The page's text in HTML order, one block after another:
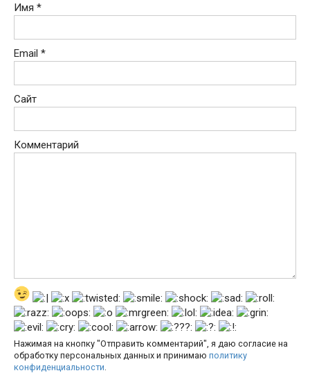
Имя *
Email *
Сайт
Комментарий
Нажимая на кнопку "Отправить комментарий", я даю согласие на
обработку персональных данных и принимаю политику
конфиденциальности